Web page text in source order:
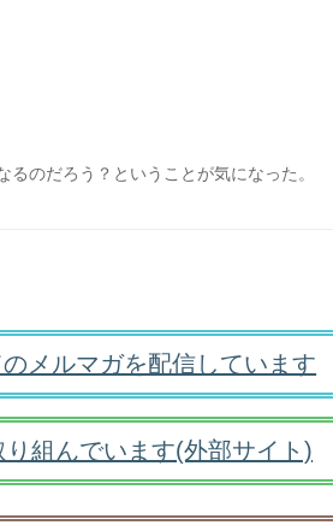
のだろう？ということが気になった。
メルマガを配信しています
組んでいます(外部サイト)